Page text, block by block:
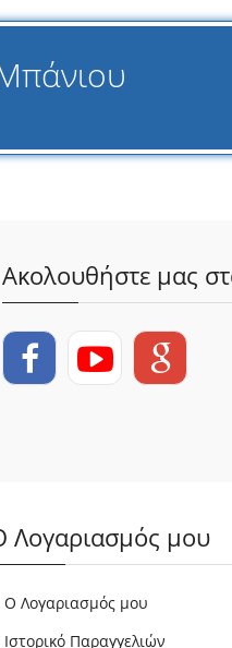
Ακολουθήστε μας
Λογαριασμός μου
Ο Λογαριασμός μου
Ιστορικό Παραγγελιών